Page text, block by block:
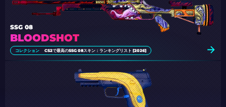
BLOODSHOT
SSG 08
コレクション CS2で最高のSSG 08スキン：ランキングリスト [2026]